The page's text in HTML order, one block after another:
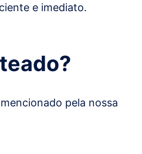
e imediato.
?
pela nossa